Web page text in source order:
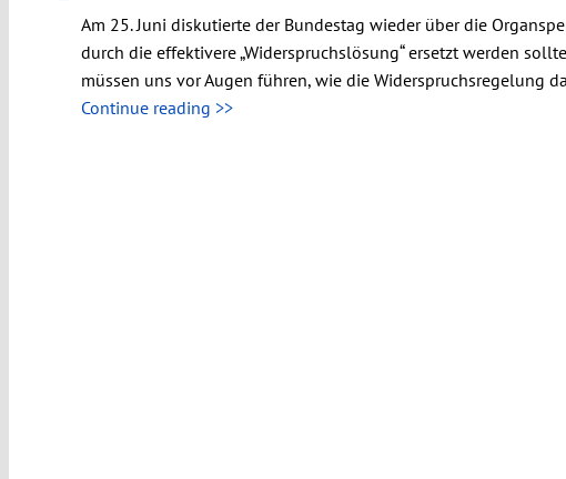
Am 25. Juni diskutierte der Bundestag wieder über die
durch die effektivere „Widerspruchslösung“ ersetzt werden
müssen uns vor Augen führen, wie die Widerspruchsregelung
Continue reading >>